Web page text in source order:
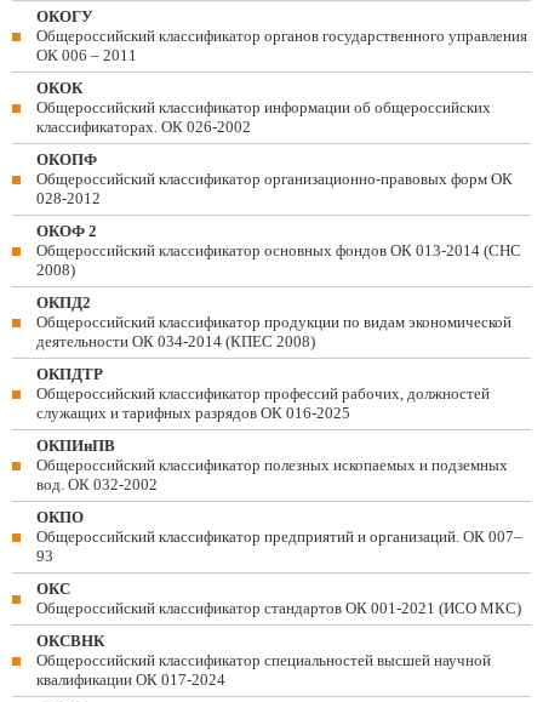
ОКОГУ
Общероссийский классификатор органов государственного управления
ОК 006 – 2011
ОКОК
Общероссийский классификатор информации об общероссийских
классификаторах. ОК 026-2002
ОКОПФ
Общероссийский классификатор организационно-правовых форм ОК
028-2012
ОКОФ 2
Общероссийский классификатор основных фондов ОК 013-2014 (СНС
2008)
ОКПД2
Общероссийский классификатор продукции по видам экономической
деятельности ОК 034-2014 (КПЕС 2008)
ОКПДТР
Общероссийский классификатор профессий рабочих, должностей
служащих и тарифных разрядов ОК 016-2025
ОКПИиПВ
Общероссийский классификатор полезных ископаемых и подземных
вод. ОК 032-2002
ОКПО
Общероссийский классификатор предприятий и организаций. ОК 007–
93
ОКС
Общероссийский классификатор стандартов ОК 001-2021 (ИСО МКС)
ОКСВНК
Общероссийский классификатор специальностей высшей научной
квалификации ОК 017-2024